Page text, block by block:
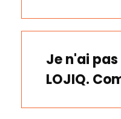
Je n'ai
LOJIQ.